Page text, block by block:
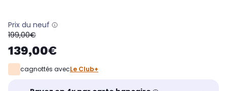
Prix du neuf
oldPrice
199,00€
139,00€
cagnottés avecLe Club+